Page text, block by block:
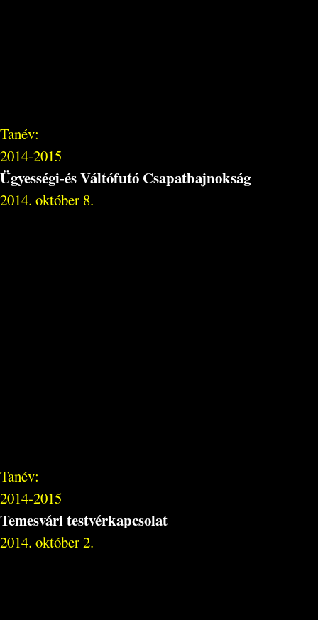
Tanév:
2014-2015
Ügyességi-és Váltófutó Csapatbajnokság
2014. október 8.
Tanév:
2014-2015
Temesvári testvérkapcsolat
2014. október 2.